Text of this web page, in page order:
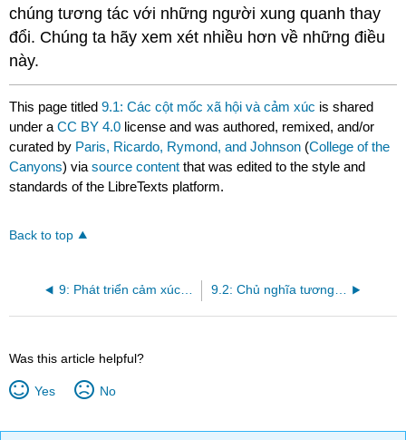
chúng tương tác với những người xung quanh thay
đổi. Chúng ta hãy xem xét nhiều hơn về những điều
này.
This page titled9.1: Các cột mốc xã hội và cảm xúc is shared
under aCC BY 4.0 license and was authored, remixed, and/or
curated by Paris, Ricardo, Rymond, and Johnson (College of the
Canyons) viasource content that was edited to the style and
standards of the LibreTexts platform.
Back to top
9: Phát triển cảm xúc xã hội trong thời thơ ấu
Was this article helpful?
Yes No